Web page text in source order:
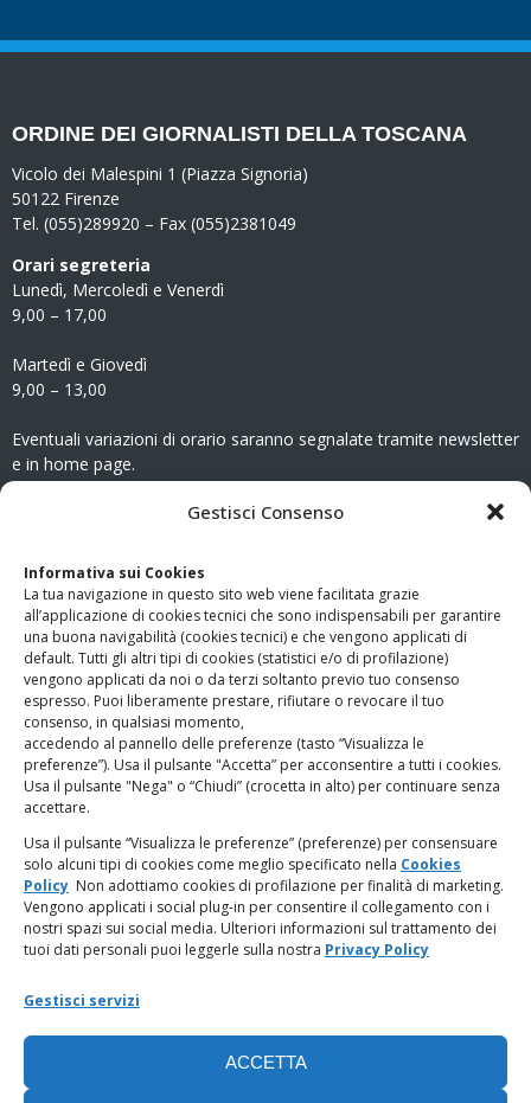
Gestisci Consenso
Informativa sui Cookies
La tua navigazione in questo sito web viene facilitata grazie
all’applicazione di cookies tecnici che sono indispensabili per garantire
una buona navigabilità (cookies tecnici) e che vengono applicati di
default. Tutti gli altri tipi di cookies (statistici e/o di profilazione)
vengono applicati da noi o da terzi soltanto previo tuo consenso
espresso. Puoi liberamente prestare, rifiutare o revocare il tuo
consenso, in qualsiasi momento,
accedendo al pannello delle preferenze (tasto “Visualizza le
preferenze”). Usa il pulsante "Accetta” per acconsentire a tutti i cookies.
Usa il pulsante "Nega" o “Chiudi” (crocetta in alto) per continuare senza
accettare.
Usa il pulsante “Visualizza le preferenze” (preferenze) per consensuare
solo alcuni tipi di cookies come meglio specificato nella Cookies
Policy Non adottiamo cookies di profilazione per finalità di marketing.
Vengono applicati i social plug-in per consentire il collegamento con i
nostri spazi sui social media. Ulteriori informazioni sul trattamento dei
tuoi dati personali puoi leggerle sulla nostra Privacy Policy
Gestisci servizi
ACCETTA
ORDINE DEI GIORNALISTI DELLA TOSCANA
Vicolo dei Malespini 1 (Piazza Signoria)
50122 Firenze
Tel. (055)289920 – Fax (055)2381049
Orari segreteria
Lunedì, Mercoledì e Venerdì
9,00 – 17,00
Martedì e Giovedì
9,00 – 13,00
Eventuali variazioni di orario saranno segnalate tramite newsletter
e in home page.
www.odg.toscana.it – testata registrata presso il Tribunale di
Firenze al nr. 5208 dell’ 08.10.2002. Direttore responsabile:
Giampaolo Marchini – C.F. 80005790482
LINK UTILI
PagoPA
Privacy Policy
Regolamento categorie particolari di dati personali e dati
giudiziari
Amministrazione Trasparente
Cookie Policy (UE)